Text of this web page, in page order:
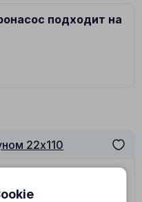
подходит на
22x110
Позиция